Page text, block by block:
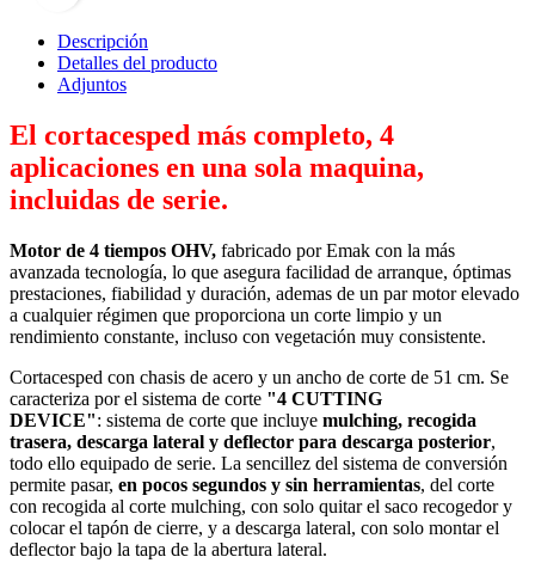
Descripción
Detalles del producto
Adjuntos
El cortacesped más completo, 4
aplicaciones en una sola maquina,
incluidas de serie.
Motor de 4 tiempos OHV, fabricado por Emak con la más
avanzada tecnología, lo que asegura facilidad de arranque, óptimas
prestaciones, fiabilidad y duración, ademas de un par motor elevado
a cualquier régimen que proporciona un corte limpio y un
rendimiento constante, incluso con vegetación muy consistente.
Cortacesped con chasis de acero y un ancho de corte de 51 cm. Se
caracteriza por el sistema de corte "4 CUTTING
DEVICE": sistema de corte que incluye mulching, recogida
trasera, descarga lateral y deflector para descarga posterior,
todo ello equipado de serie. La sencillez del sistema de conversión
permite pasar, en pocos segundos y sin herramientas, del corte
con recogida al corte mulching, con solo quitar el saco recogedor y
colocar el tapón de cierre, y a descarga lateral, con solo montar el
deflector bajo la tapa de la abertura lateral.